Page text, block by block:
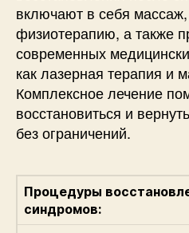
включают в себя
физиотерапию, а также
современных
как лазерная терапия и
Комплексное лечение
восстановиться и
без ограничений.
Процедуры
синдромов: